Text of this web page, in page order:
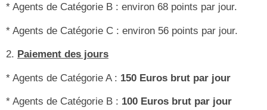
* Agents de Catégorie B : environ 68 points par jour.
* Agents de Catégorie C : environ 56 points par jour.
2. Paiement des jours
* Agents de Catégorie A : 150 Euros brut par jour
* Agents de Catégorie B : 100 Euros brut par jour